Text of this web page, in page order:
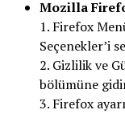
Mozilla
1. Firefox
Seçenekler’i
2. Gizlilik ve
bölümüne
3. Firefox